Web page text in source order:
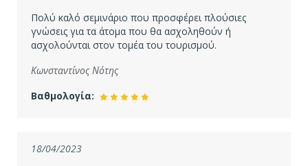
Πολύ καλό σεμινάριο που προσφέρει πλούσιες
γνώσεις για τα άτομα που θα ασχοληθούν ή
ασχολούνται στον τομέα του τουρισμού.
Κωνσταντίνος Νότης
Βαθμολογία:
18/04/2023